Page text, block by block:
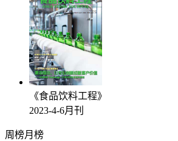
《食品饮料工程》
2023-4-6月刊
周榜月榜